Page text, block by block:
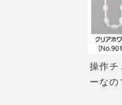
操作チ
ーな